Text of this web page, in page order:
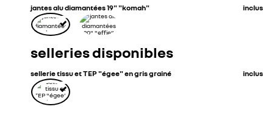
jantes alu diamantées 19" "komah" inclus
selleries disponibles
sellerie tissu et TEP "égee" en gris grainé inclus